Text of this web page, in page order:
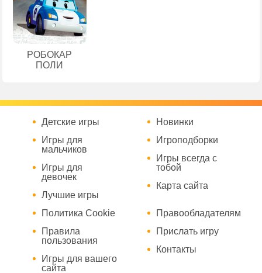
РОБОКАР
ПОЛИ
Детские игры
Игры для
мальчиков
Игры для
девочек
Лучшие игры
Новинки
Игроподборки
Игры всегда с
тобой
Карта сайта
Политика Cookie
Правила
пользования
Игры для вашего
сайта
Правообладателям
Прислать игру
Контакты